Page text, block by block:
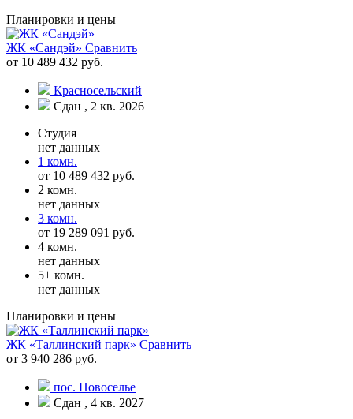
Планировки и цены
ЖК «Сандэй» Сравнить
от 10 489 432 руб.
Красносельский
Сдан , 2 кв. 2026
Студия
нет данных
1 комн.
от 10 489 432 руб.
2 комн.
нет данных
3 комн.
от 19 289 091 руб.
4 комн.
нет данных
5+ комн.
нет данных
Планировки и цены
ЖК «Таллинский парк» Сравнить
от 3 940 286 руб.
пос. Новоселье
Сдан , 4 кв. 2027